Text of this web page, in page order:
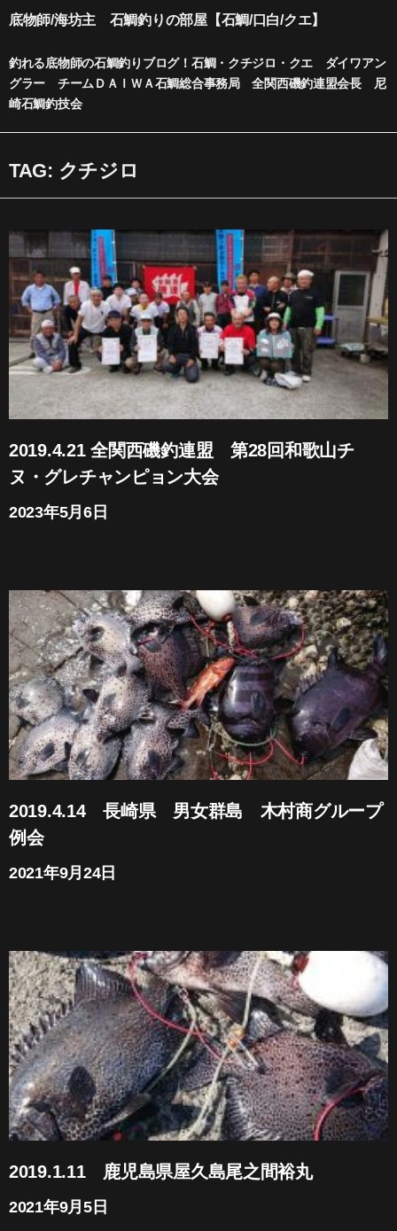
内
容
ス
キ
プ
底物師/海坊主 石鯛釣りの部屋【石鯛/口白/クエ】
釣れる底物師の石鯛釣りブログ！石鯛・クチジロ・クエ ダイワアン
グラー チームＤＡＩＷＡ石鯛総合事務局 全関西磯釣連盟会長 尼
崎石鯛釣技会
TAG: クチジロ
2019.4.21 全関西磯釣連盟 第28回和歌山チ
ヌ・グレチャンピョン大会
2023年5月6日
2019.4.14 長崎県 男女群島 木村商グループ
例会
2021年9月24日
2019.1.11 鹿児島県屋久島尾之間裕丸
2021年9月5日
ペ
ー
ジ
ペ
ー
ジ
ペ
ー
ジ